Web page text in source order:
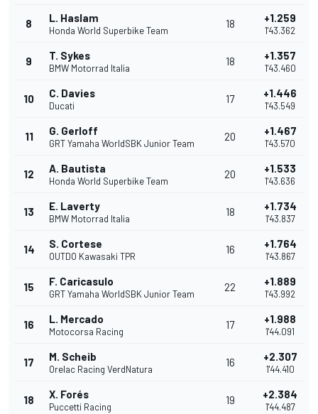
8 L. Haslam
Honda World Superbike Team
18 +1.259
1'43.362
9 T. Sykes
BMW Motorrad Italia
18 +1.357
1'43.460
10 C. Davies
Ducati
17 +1.446
1'43.549
11 G. Gerloff
GRT Yamaha WorldSBK Junior Team
20 +1.467
1'43.570
12 A. Bautista
Honda World Superbike Team
20 +1.533
1'43.636
13 E. Laverty
BMW Motorrad Italia
18 +1.734
1'43.837
14 S. Cortese
OUTDO Kawasaki TPR
16 +1.764
1'43.867
15 F. Caricasulo
GRT Yamaha WorldSBK Junior Team
22 +1.889
1'43.992
16 L. Mercado
Motocorsa Racing
17 +1.988
1'44.091
17 M. Scheib
Orelac Racing VerdNatura
16 +2.307
1'44.410
18 X. Forés
Puccetti Racing
19 +2.384
1'44.487